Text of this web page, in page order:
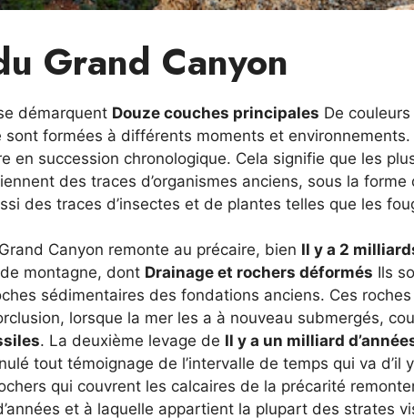
Grand Canyon
démarquent Douze couches principales De
formées à différents moments et
en succession chronologique. Cela signifie que les
des traces d’organismes anciens, sous la forme
des traces d’insectes et de plantes telles que les
Canyon remonte au précaire, bien Il y a 2
montagne, dont Drainage et rochers déformés Ils
sédimentaires des fondations anciens. Ces
lorsque la mer les a à nouveau submergés,
. La deuxième levage de Il y a un milliard
tout témoignage de l’intervalle de temps qui va d’il
qui couvrent les calcaires de la précarité
et à laquelle appartient la plupart des strates